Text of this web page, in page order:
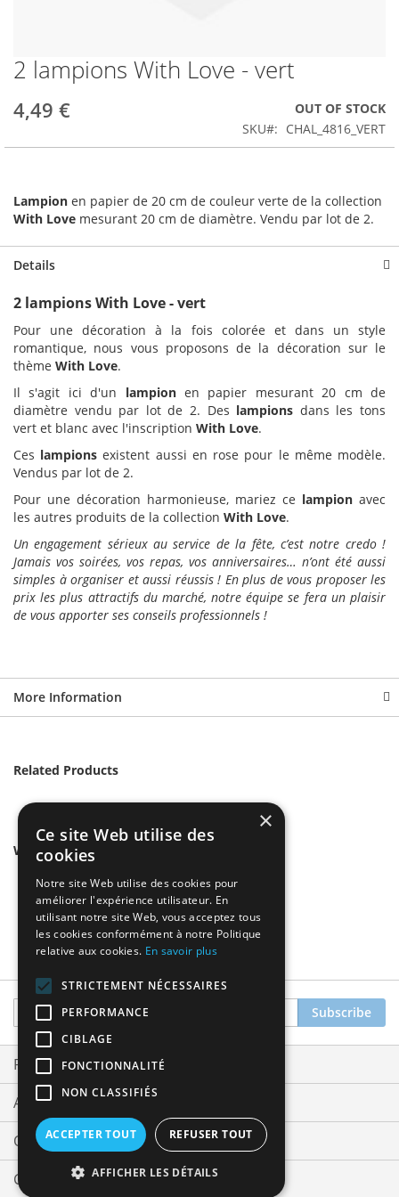
Skip
to
the
beginning
2 lampions With Love - vert
4,49 €
OUT OF STOCK
SKU
CHAL_4816_VERT
Lampion en papier de 20 cm de couleur verte de la collection
With Love mesurant 20 cm de diamètre. Vendu par lot de 2.
Details
2 lampions With Love - vert
Pour une décoration à la fois colorée et dans un style
romantique, nous vous proposons de la décoration sur le
thème With Love.
Il s'agit ici d'un lampionen papier mesurant 20 cm de
diamètre vendu par lot de 2. Des lampions dans les tons
vert et blanc avec l'inscription With Love.
Ces lampionsexistent aussi en rose pour le même modèle.
Vendus par lot de 2.
Pour une décoration harmonieuse, mariez ce lampion avec
les autres produits de la collection With Love.
Un engagement sérieux au service de la fête, c’est notre credo !
Jamais vos soirées, vos repas, vos anniversaires… n’ont été aussi
simples à organiser et aussi réussis ! En plus de vous proposer les
prix les plus attractifs du marché, notre équipe se fera un plaisir
de vous apporter ses conseils professionnels !
More Information
Related Products
We found other products you might like!
Sign
Up
for
Our
Newsletter:
Subscribe
Privacy and Cookie Policy
Advanced Search
Orders and Returns
Contact Us
×
Ce site Web utilise des
cookies
Notre site Web utilise des cookies pour
améliorer l'expérience utilisateur. En
utilisant notre site Web, vous acceptez tous
les cookies conformément à notre Politique
relative aux cookies. En savoir plus
STRICTEMENT NÉCESSAIRES
PERFORMANCE
CIBLAGE
FONCTIONNALITÉ
NON CLASSIFIÉS
ACCEPTER TOUT REFUSER TOUT
AFFICHER LES DÉTAILS